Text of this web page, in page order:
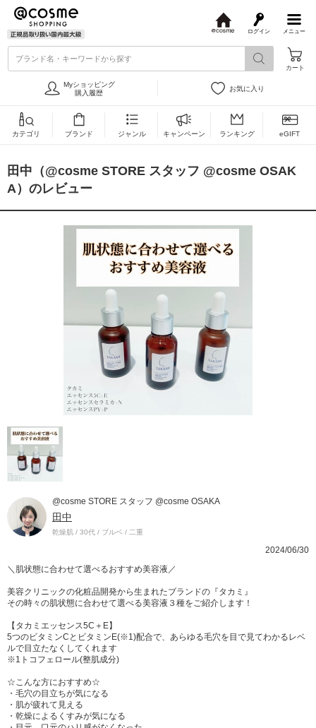
メニュー
ログイン
s
ブランド名・キーワードから探す
カート
Myショッピング
購入履歴
お気に入り
カテゴリ ブランド ジャンル キャンペーン ランキング eGIFT
田中（@cosme STORE スタッフ @cosme OSAK
A）のレビュー
@cosme STORE スタッフ @cosme OSAKA
田中
乾燥肌 / 30代 / ブルベ / 二重
2024/06/30
＼肌状態に合わせて選べるおすすめ美容液／
美容クリニックの化粧品開発から生まれたブランドの『タカミ』
その時々の肌状態に合わせて選べる美容液３種をご紹介します！
【タカミエッセンス5C＋E】
5つのビタミンCとビタミンE(※1)配合で、あらゆる毛穴を目で見てわかるレベ
ルで目立たなくしてくれます
※1トコフェロール(整肌成分)
☆こんな方におすすめ☆
・毛穴の目立ちが気になる
・肌が疲れて見える
・乾燥によるくすみが気になる